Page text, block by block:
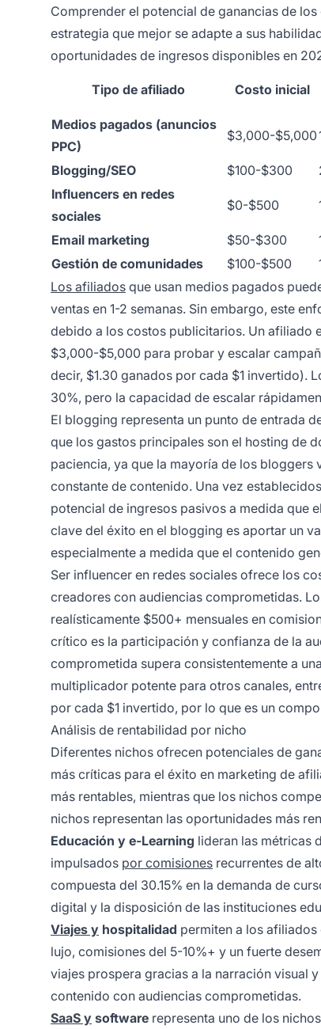
Comprender el potencial de ganancias de
estrategia que mejor se adapte a sus
oportunidades de ingresos disponibles en
Tipo de afiliado Costo inicial
Medios pagados (anuncios
PPC)
$3,000-$5,000
Blogging/SEO $100-$300
Influencers en redes
sociales
$0-$500
Email marketing $50-$300
Gestión de comunidades
$100-$500
Los afiliados que usan medios pagados
ventas en 1-2 semanas. Sin embargo, este
debido a los costos publicitarios. Un afiliado
$3,000-$5,000 para probar y escalar
decir, $1.30 ganados por cada $1 invertido).
30%, pero la capacidad de escalar
El blogging representa un punto de entrada
que los gastos principales son el hosting de
paciencia, ya que la mayoría de los
constante de contenido. Una vez
potencial de ingresos pasivos a medida que
clave del éxito en el blogging es aportar un
especialmente a medida que el contenido
Ser influencer en redes sociales ofrece los
creadores con audiencias comprometidas.
realísticamente $500+ mensuales en
crítico es la participación y confianza de la
comprometida supera consistentemente a
multiplicador potente para otros canales,
por cada $1 invertido, por lo que es un
Análisis de rentabilidad por nicho
Diferentes nichos ofrecen potenciales de
más críticas para el éxito en marketing de
más rentables, mientras que los nichos
nichos representan las oportunidades más
Educación y e-Learning lideran las métricas
impulsados por comisiones recurrentes de
compuesta del 30.15% en la demanda de
digital y la disposición de las instituciones
Viajes y hospitalidad permiten a los
lujo, comisiones del 5-10%+ y un fuerte
viajes prospera gracias a la narración visual
contenido con audiencias comprometidas.
SaaS y software representa uno de los